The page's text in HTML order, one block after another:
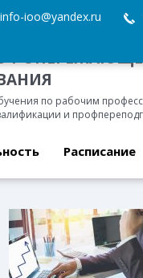
info-ioo@yandex.ru
по рабочим
и
Расписание